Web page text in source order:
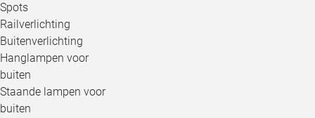
Spots
Railverlichting
Buitenverlichting
Hanglampen voor
buiten
Staande lampen voor
buiten